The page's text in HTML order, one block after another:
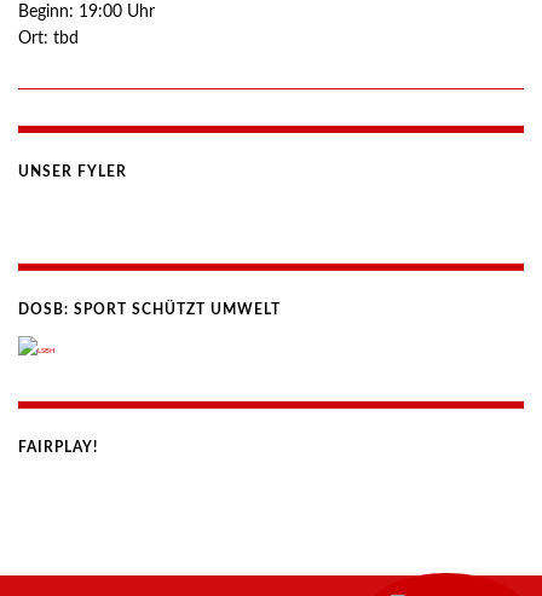
Beginn: 19:00 Uhr
Ort: tbd
UNSER FYLER
DOSB: SPORT SCHÜTZT UMWELT
FAIRPLAY!